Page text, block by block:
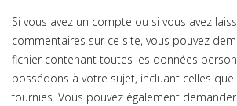
Si vous avez un compte ou si vous avez
commentaires sur ce site, vous pouvez
fichier contenant toutes les données
possédons à votre sujet, incluant celles que
fournies. Vous pouvez également